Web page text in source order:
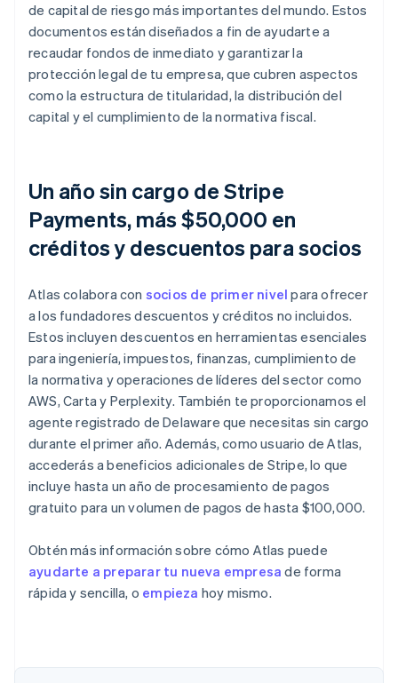
de capital de riesgo más importantes del mundo. Estos
documentos están diseñados a fin de ayudarte a
recaudar fondos de inmediato y garantizar la
protección legal de tu empresa, que cubren aspectos
como la estructura de titularidad, la distribución del
capital y el cumplimiento de la normativa fiscal.
Un año sin cargo de Stripe
Payments, más $50,000 en
créditos y descuentos para socios
Atlas colabora con socios de primer nivel para ofrecer
a los fundadores descuentos y créditos no incluidos.
Estos incluyen descuentos en herramientas esenciales
para ingeniería, impuestos, finanzas, cumplimiento de
la normativa y operaciones de líderes del sector como
AWS, Carta y Perplexity. También te proporcionamos el
agente registrado de Delaware que necesitas sin cargo
durante el primer año. Además, como usuario de Atlas,
accederás a beneficios adicionales de Stripe, lo que
incluye hasta un año de procesamiento de pagos
gratuito para un volumen de pagos de hasta $100,000.
Obtén más información sobre cómo Atlas puede
ayudarte a preparar tu nueva empresa de forma
rápida y sencilla, o empieza hoy mismo.